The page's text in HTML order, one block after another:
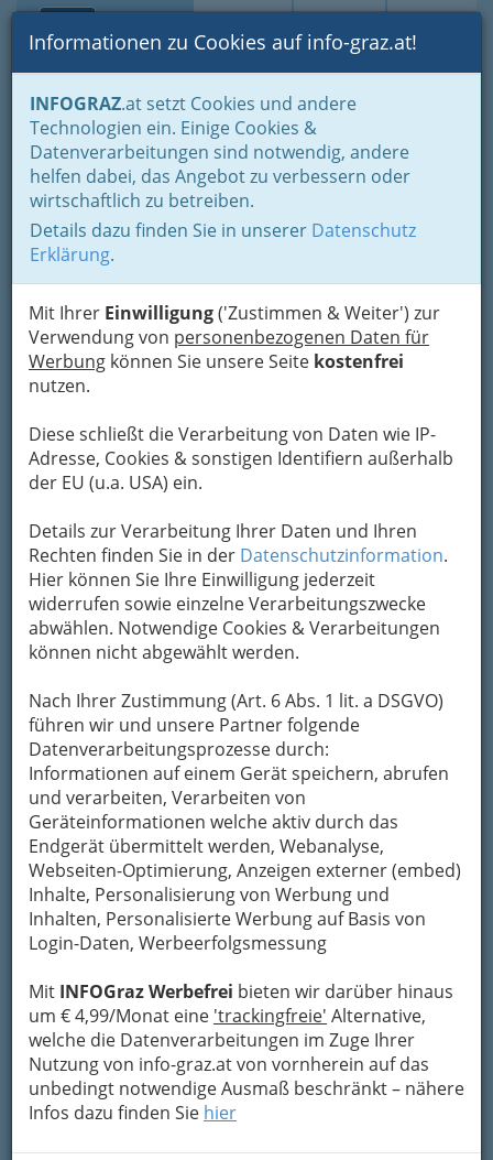
Suche Login Toggle
Informationen zu Cookies auf info-graz.at!
INFOGRAZ.at setzt Cookies und andere
Technologien ein. Einige Cookies &
Datenverarbeitungen sind notwendig, andere
helfen dabei, das Angebot zu verbessern oder
wirtschaftlich zu betreiben.
Details dazu finden Sie in unserer Datenschutz
Erklärung.
Mit Ihrer Einwilligung('Zustimmen & Weiter') zur
Verwendung von personenbezogenen Daten für
Werbung können Sie unsere Seite kostenfrei
nutzen.
Diese schließt die Verarbeitung von Daten wie IP-
Adresse, Cookies & sonstigen Identifiern außerhalb
der EU (u.a. USA) ein.
Details zur Verarbeitung Ihrer Daten und Ihren
Rechten finden Sie in der Datenschutzinformation.
Hier können Sie Ihre Einwilligung jederzeit
widerrufen sowie einzelne Verarbeitungszwecke
abwählen. Notwendige Cookies & Verarbeitungen
können nicht abgewählt werden.
Nach Ihrer Zustimmung (Art. 6 Abs. 1 lit. a DSGVO)
führen wir und unsere Partner folgende
Datenverarbeitungsprozesse durch:
Informationen auf einem Gerät speichern, abrufen
und verarbeiten, Verarbeiten von
Geräteinformationen welche aktiv durch das
Endgerät übermittelt werden, Webanalyse,
Webseiten-Optimierung, Anzeigen externer (embed)
Inhalte, Personalisierung von Werbung und
Inhalten, Personalisierte Werbung auf Basis von
Login-Daten, Werbeerfolgsmessung
Mit INFOGraz Werbefrei bieten wir darüber hinaus
um € 4,99/Monat eine 'trackingfreie' Alternative,
welche die Datenverarbeitungen im Zuge Ihrer
Nutzung von info-graz.at von vornherein auf das
unbedingt notwendige Ausmaß beschränkt – nähere
Infos dazu finden Sie hier
Home Branchen
Hallenbad Admont
Schulstraße 300, 8911 Admont
+43 3613 2162
Karte
Adresse mit Google Maps anschauen
Die wichtigsten Kategorien
Einkaufen & Schenken - der
Handel
Gutschein-Welt: von myToys
bis H&M, C&A u.v.m.
Gewinnspiele - Lokale
Gutscheine